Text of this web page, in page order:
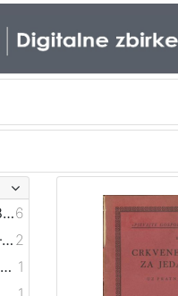
Sokol, Bernardin (20.05.1888 – 24.09.1944)6
Širola, Božidar (20.12.1889. – 10.04.1956.) 2
Odak, Krsto (20.03.1888. – 04.11.1965) 1